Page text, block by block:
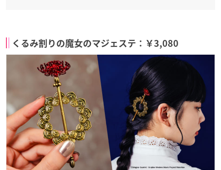
くるみ割りの魔女のマジェステ：￥3,080